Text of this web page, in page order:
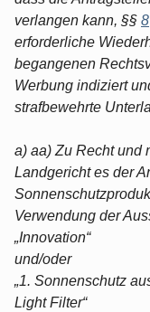
verlangen kann, §§ 8
erforderliche
begangenen
Werbung indiziert
strafbewehrte
a) aa) Zu Recht und
Landgericht es der
Verwendung der
„Innovation“
und/oder
„1. Sonnenschutz
Light Filter“